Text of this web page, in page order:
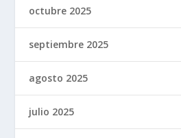
octubre 2025
septiembre 2025
agosto 2025
julio 2025